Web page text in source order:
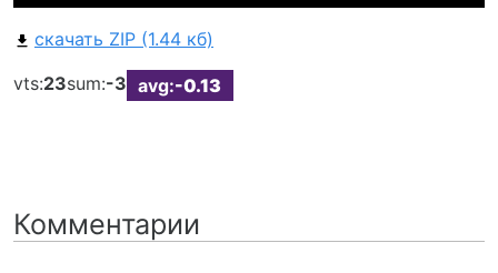
скачать ZIP (1.44 кб)
vts:23sum:-3 avg:-0.13
Комментарии